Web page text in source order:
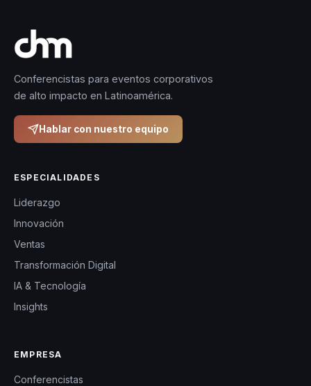
Conferencistas para eventos corporativos
de alto impacto en Latinoamérica.
Hablar con nuestro equipo
ESPECIALIDADES
Liderazgo
Innovación
Ventas
Transformación Digital
IA & Tecnología
Insights
EMPRESA
Conferencistas